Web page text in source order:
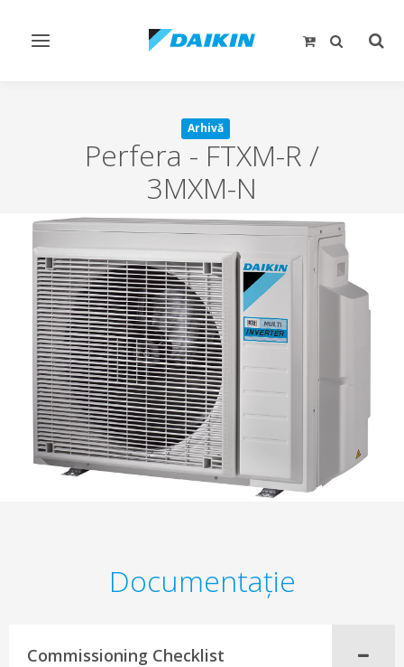
Comutare
Arhivă
Perfera - FTXM-R /
3MXM-N
Documentaţie
Commissioning Checklist